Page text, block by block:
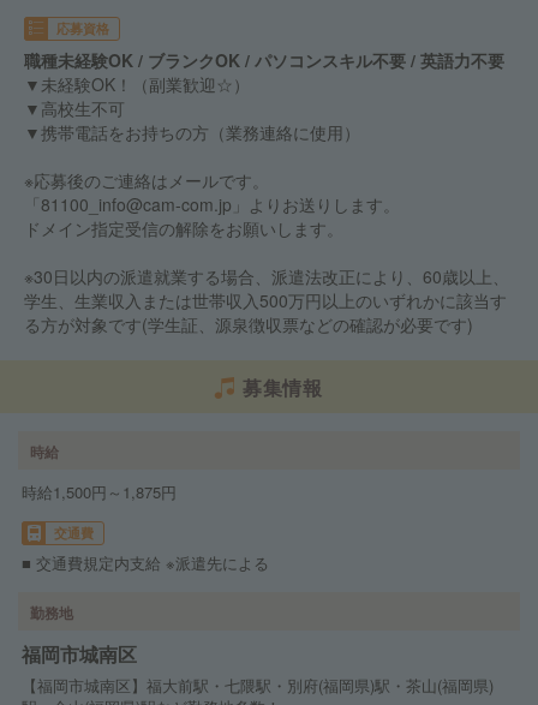
応募資格
職種未経験OK / ブランクOK / パソコンスキル不要 / 英語力不要
▼未経験OK！（副業歓迎☆）
▼高校生不可
▼携帯電話をお持ちの方（業務連絡に使用）
※応募後のご連絡はメールです。
「81100_info@cam-com.jp」よりお送りします。
ドメイン指定受信の解除をお願いします。
※30日以内の派遣就業する場合、派遣法改正により、60歳以上、
学生、生業収入または世帯収入500万円以上のいずれかに該当す
る方が対象です(学生証、源泉徴収票などの確認が必要です)
募集情報
時給
時給1,500円～1,875円
交通費
■ 交通費規定内支給 ※派遣先による
勤務地
福岡市城南区
【福岡市城南区】福大前駅・七隈駅・別府(福岡県)駅・茶山(福岡県)